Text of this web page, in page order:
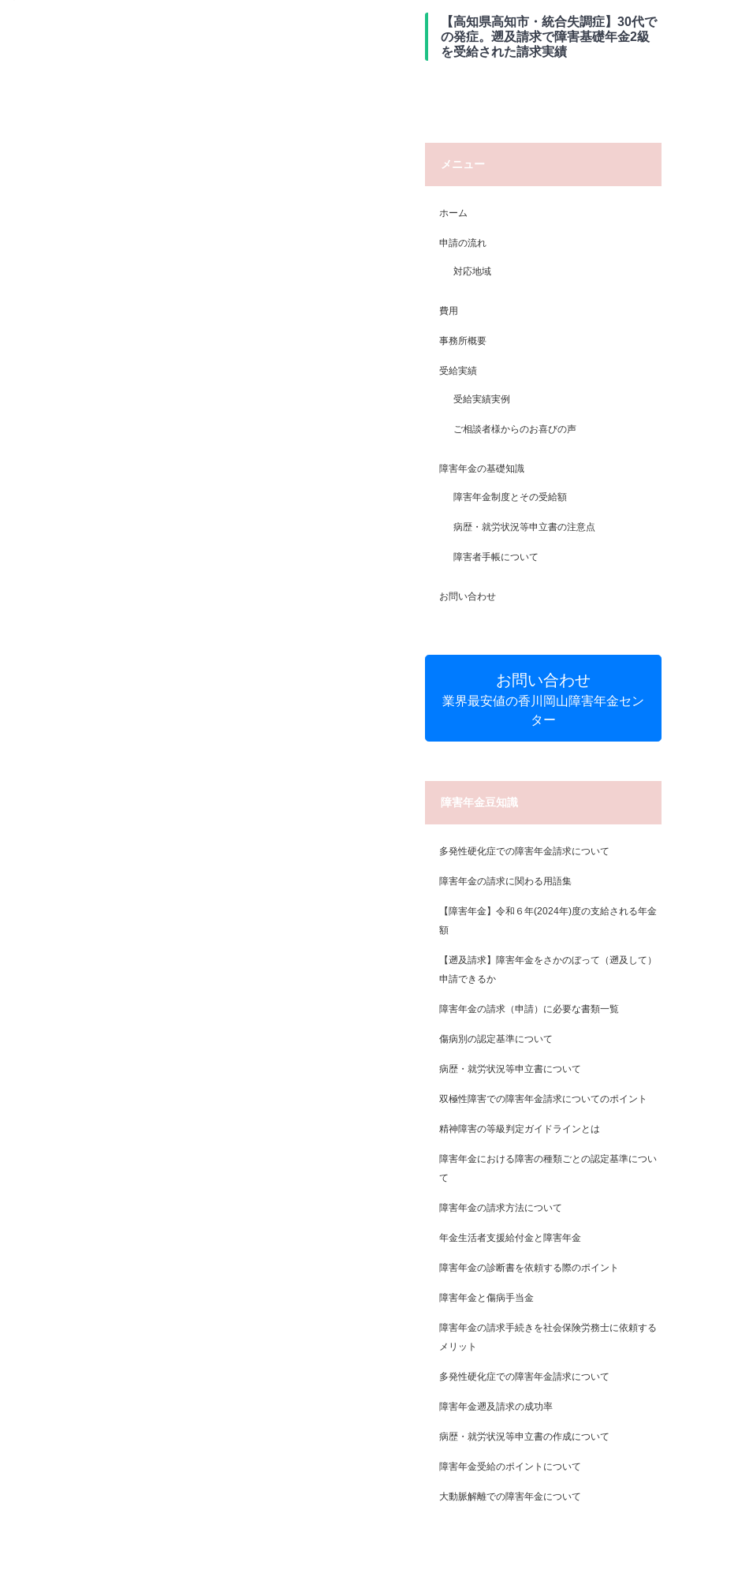
【高知県高知市・統合失調症】30代で
の発症。遡及請求で障害基礎年金2級
を受給された請求実績
メニュー
ホーム
申請の流れ
対応地域
費用
事務所概要
受給実績
受給実績実例
ご相談者様からのお喜びの声
障害年金の基礎知識
障害年金制度とその受給額
病歴・就労状況等申立書の注意点
障害者手帳について
お問い合わせ
お問い合わせ
業界最安値の香川岡山障害年金セン
ター
障害年金豆知識
多発性硬化症での障害年金請求について
障害年金の請求に関わる用語集
【障害年金】令和６年(2024年)度の支給される年金
額
【遡及請求】障害年金をさかのぼって（遡及して）
申請できるか
障害年金の請求（申請）に必要な書類一覧
傷病別の認定基準について
病歴・就労状況等申立書について
双極性障害での障害年金請求についてのポイント
精神障害の等級判定ガイドラインとは
障害年金における障害の種類ごとの認定基準につい
て
障害年金の請求方法について
年金生活者支援給付金と障害年金
障害年金の診断書を依頼する際のポイント
障害年金と傷病手当金
障害年金の請求手続きを社会保険労務士に依頼する
メリット
多発性硬化症での障害年金請求について
障害年金遡及請求の成功率
病歴・就労状況等申立書の作成について
障害年金受給のポイントについて
大動脈解離での障害年金について